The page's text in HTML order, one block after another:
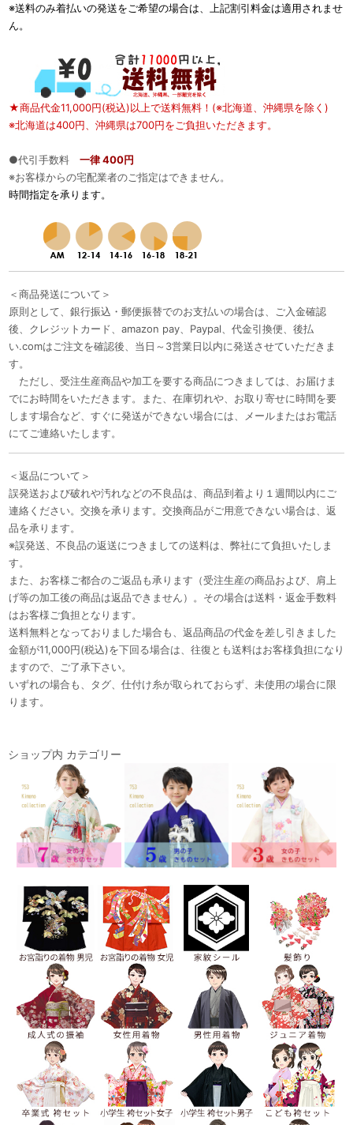
※送料のみ着払いの発送をご希望の場合は、上記割引料金は適用されませ
ん。
★商品代金11,000円(税込)以上で送料無料！(※北海道、沖縄県を除く)
※北海道は400円、沖縄県は700円をご負担いただきます。
●代引手数料 一律 400円
※お客様からの宅配業者のご指定はできません。
時間指定を承ります。
＜商品発送について＞
原則として、銀行振込・郵便振替でのお支払いの場合は、ご入金確認
後、クレジットカード、amazon pay、Paypal、代金引換便、後払
い.comはご注文を確認後、当日～3営業日以内に発送させていただきま
す。
ただし、受注生産商品や加工を要する商品につきましては、お届けま
でにお時間をいただきます。また、在庫切れや、お取り寄せに時間を要
します場合など、すぐに発送ができない場合には、メールまたはお電話
にてご連絡いたします。
＜返品について＞
誤発送および破れや汚れなどの不良品は、商品到着より１週間以内にご
連絡ください。交換を承ります。交換商品がご用意できない場合は、返
品を承ります。
※誤発送、不良品の返送につきましての送料は、弊社にて負担いたしま
す。
また、お客様ご都合のご返品も承ります（受注生産の商品および、肩上
げ等の加工後の商品は返品できません）。その場合は送料・返金手数料
はお客様ご負担となります。
送料無料となっておりました場合も、返品商品の代金を差し引きました
金額が11,000円(税込)を下回る場合は、往復とも送料はお客様負担になり
ますので、ご了承下さい。
いずれの場合も、タグ、仕付け糸が取られておらず、未使用の場合に限
ります。
ショップ内 カテゴリー